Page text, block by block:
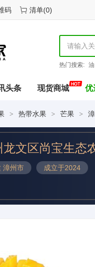
码 清单(0)
热门搜索: 油
头条 现货商城 优
> 热带水果 > 芒果 >
龙文区尚宝生态
漳州市 成立于2024